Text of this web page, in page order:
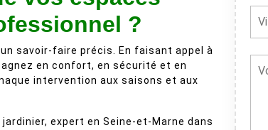
?
savoir-faire précis. En faisant appel à
en confort, en sécurité et en
intervention aux saisons et aux
expert en Seine-et-Marne dans